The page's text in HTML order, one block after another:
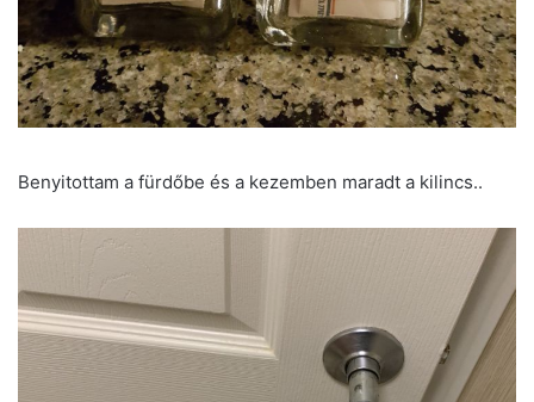
Benyitottam a fürdőbe és a kezemben maradt a kilincs..